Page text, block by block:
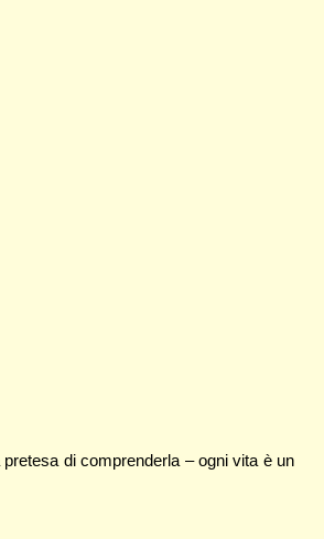
di comprenderla – ogni vita è un